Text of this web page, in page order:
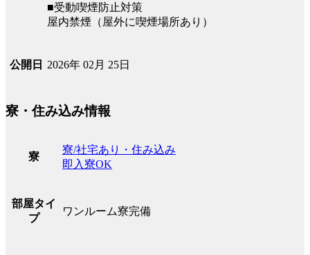
■受動喫煙防止対策
屋内禁煙（屋外に喫煙場所あり）
公開日 2026年 02月 25日
寮・住み込み情報
寮
寮/社宅あり・住み込み
即入寮OK
部屋タイ
プ
ワンルーム寮完備